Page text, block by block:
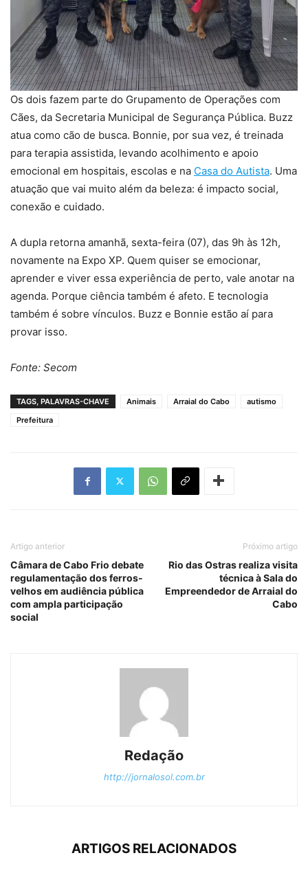
Os dois fazem parte do Grupamento de Operações com
Cães, da Secretaria Municipal de Segurança Pública. Buzz
atua como cão de busca. Bonnie, por sua vez, é treinada
para terapia assistida, levando acolhimento e apoio
emocional em hospitais, escolas e na Casa do Autista. Uma
atuação que vai muito além da beleza: é impacto social,
conexão e cuidado.
A dupla retorna amanhã, sexta-feira (07), das 9h às 12h,
novamente na Expo XP. Quem quiser se emocionar,
aprender e viver essa experiência de perto, vale anotar na
agenda. Porque ciência também é afeto. E tecnologia
também é sobre vínculos. Buzz e Bonnie estão aí para
provar isso.
Fonte: Secom
TAGS, PALAVRAS-CHAVE Animais Arraial do Cabo
autismo
Prefeitura
Artigo anterior
Câmara de Cabo Frio debate
regulamentação dos ferros-
velhos em audiência pública
com ampla participação
social
Próximo artigo
Rio das Ostras realiza visita
técnica à Sala do
Empreendedor de Arraial do
Cabo
Redação
http://jornalosol.com.br
ARTIGOS RELACIONADOS